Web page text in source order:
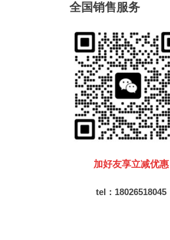
全国销售服务
加好友享立减优惠
tel：18026518045